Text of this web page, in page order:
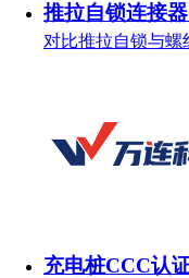
推拉自锁连接
对比推拉自锁与
充电桩CCC认